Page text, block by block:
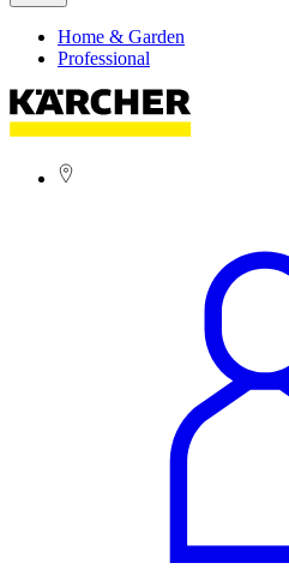
Home & Garden
Professional